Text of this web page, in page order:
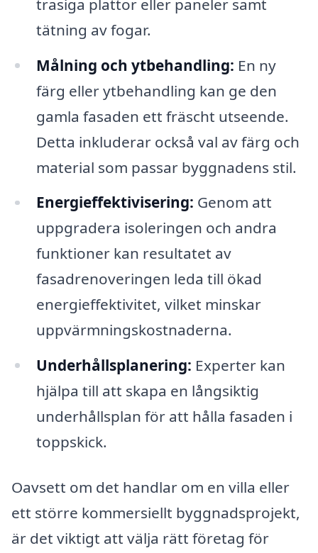
trasiga plattor eller paneler samt
tätning av fogar.
Målning och ytbehandling: En ny
färg eller ytbehandling kan ge den
gamla fasaden ett fräscht utseende.
Detta inkluderar också val av färg och
material som passar byggnadens stil.
Energieffektivisering: Genom att
uppgradera isoleringen och andra
funktioner kan resultatet av
fasadrenoveringen leda till ökad
energieffektivitet, vilket minskar
uppvärmningskostnaderna.
Underhållsplanering: Experter kan
hjälpa till att skapa en långsiktig
underhållsplan för att hålla fasaden i
toppskick.
Oavsett om det handlar om en villa eller
ett större kommersiellt byggnadsprojekt,
är det viktigt att välja rätt företag för